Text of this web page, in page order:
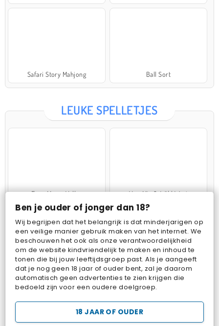
Ben je ouder of jonger dan 18?
Wij begrijpen dat het belangrijk is dat minderjarigen op
een veilige manier gebruik maken van het internet. We
beschouwen het ook als onze verantwoordelijkheid
om de website kindvriendelijk te maken en inhoud te
tonen die bij jouw leeftijdsgroep past. Als je aangeeft
dat je nog geen 18 jaar of ouder bent, zal je daarom
automatisch geen advertenties te zien krijgen die
bedoeld zijn voor een oudere doelgroep.
18 JAAR OF OUDER
Safari Story Mahjong Ball Sort
LEUKE SPELLETJES
Farm Merge Valley VegaMix 2: Wild West
Pop Fruit Bubbits